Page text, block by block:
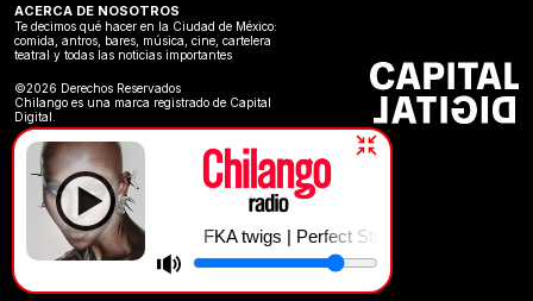
FKA twigs | Perfect Stranger
ACERCA DE NOSOTROS
Te decimos qué hacer en la Ciudad de México:
comida, antros, bares, música, cine, cartelera
teatral y todas las noticias importantes
©2026 Derechos Reservados
Chilango es una marca registrado de Capital
Digital.